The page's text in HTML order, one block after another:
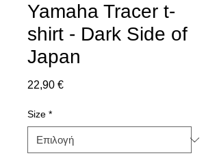
Yamaha Tracer t-
shirt - Dark Side of
Japan
22,90 €Τιμή
Size *